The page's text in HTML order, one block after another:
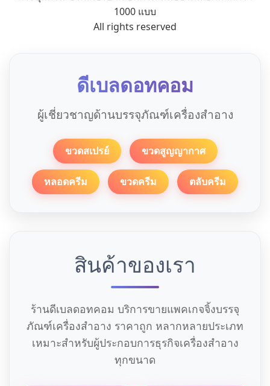
1000 แบบ
All rights reserved
ดีเบลดอทคอม
ผู้เชี่ยวชาญด้านบรรจุภัณฑ์เครื่องสำอาง
ขวดสเปรย์ ขวดสูญญากาศ
หลอดครีม ขวดครีม ตลับครีม
สินค้าของเรา
ร้านดีเบลดอทคอม บริการขายแพคเกจจิ้งบรรจุ
ภัณฑ์เครื่องสำอาง ราคาถูก หลากหลายประเภท
เหมาะสำหรับผู้ประกอบการธุรกิจเครื่องสำอาง
ทุกขนาด